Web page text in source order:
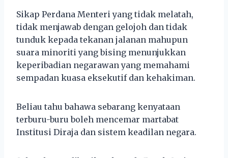
Sikap Perdana Menteri yang tidak melatah,
tidak menjawab dengan gelojoh dan tidak
tunduk kepada tekanan jalanan mahupun
suara minoriti yang bising menunjukkan
keperibadian negarawan yang memahami
sempadan kuasa eksekutif dan kehakiman.
Beliau tahu bahawa sebarang kenyataan
terburu-buru boleh mencemar martabat
Institusi Diraja dan sistem keadilan negara.